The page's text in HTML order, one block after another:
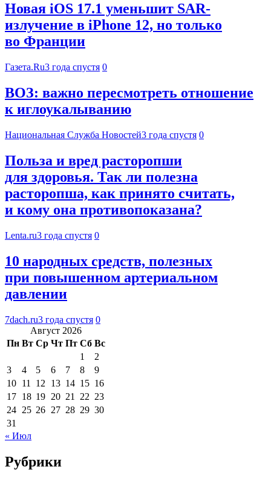
Новая iOS 17.1 уменьшит SAR-
излучение в iPhone 12, но только
во Франции
Газета.Ru3 года спустя 0
ВОЗ: важно пересмотреть отношение
к иглоукалыванию
Национальная Служба Новостей3 года спустя 0
Польза и вред расторопши
для здоровья. Так ли полезна
расторопша, как принято считать,
и кому она противопоказана?
Lenta.ru3 года спустя 0
10 народных средств, полезных
при повышенном артериальном
давлении
7dach.ru3 года спустя 0
Август 2026
Пн Вт Ср Чт Пт Сб Вс
1
2
3
4 5 6 7 8
9
10 11 12 13 14 15 16
17 18 19 20 21 22 23
24 25 26 27 28 29 30
31
« Июл
Рубрики